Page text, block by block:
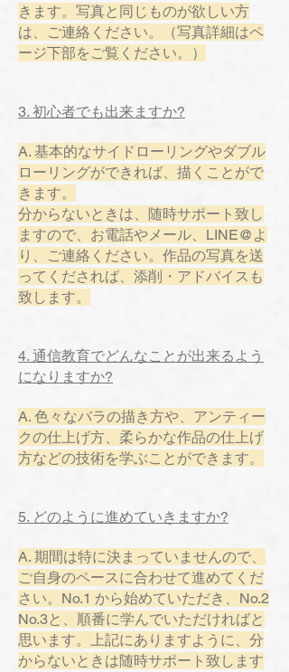
きます。写真と同じものが欲しい方
は、ご連絡ください。（写真詳細はペ
ージ下部をご覧ください。）
3. 初心者でも出来ますか?
A. 基本的なサイドローリングやダブル
ローリングができれば、描くことがで
きます。
分からないときは、随時サポート致し
ますので、お電話やメール、LINE@よ
り、ご連絡ください。作品の写真を送
ってくだされば、添削・アドバイスも
致します。
4. 通信教育でどんなことが出来るよう
になりますか?
A. 色々なバラの描き方や、アンティー
クの仕上げ方、柔らかな作品の仕上げ
方などの技術を学ぶことができます。
5. どのように進めていきますか?
A. 期間は特に決まっていませんので、
ご自身のペースに合わせて進めてくだ
さい。No.1 から始めていただき、No.2
No.3と、順番に学んでいただければと
思います。 上記にありますように、分
からないときは随時サポート致します